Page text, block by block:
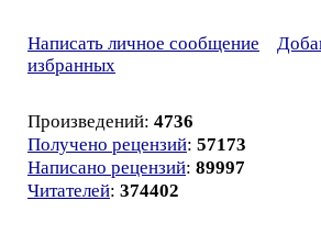
Написать личное сообщение
избранных
Произведений: 4736
Получено рецензий: 57173
Написано рецензий: 89997
Читателей: 374402